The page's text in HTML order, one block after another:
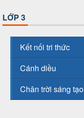
LỚP 3
Kết nối tri thức
Cánh diều
Chân trời sáng tạo